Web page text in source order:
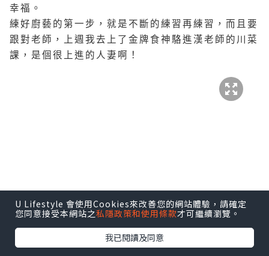
幸福。
練好廚藝的第一步，就是不斷的練習再練習，而且要
跟對老師，上週我去上了金牌食神駱進漢老師的川菜
課，是個很上進的人妻啊！
U Lifestyle 會使用Cookies來改善您的網站體驗，請確定
您同意接受本網站之私隱政策和使用條款才可繼續瀏覽。
我已閱讀及同意